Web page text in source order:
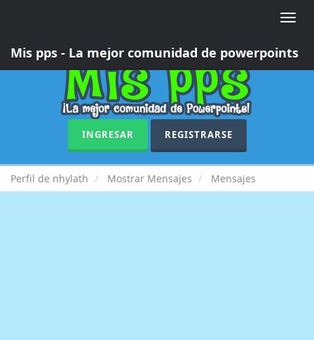
Toggle
Mis pps - La mejor comunidad de powerpoints
INGRESAR REGISTRARSE
Perfil de nhylath Mostrar Mensajes Mensajes